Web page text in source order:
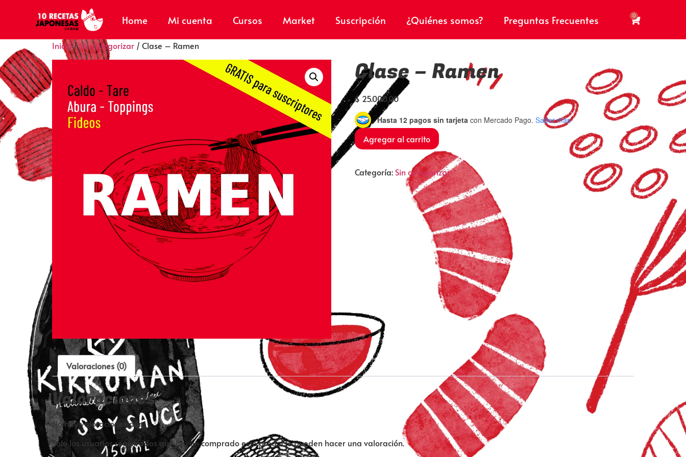
Home Mi cuenta Cursos Market Suscripción ¿Quiénes somos? Preguntas Frecuentes 0
Inicio/Sin categorizar / Clase – Ramen
Clase – Ramen
$25.000,00
Hasta 12 pagos sin tarjeta con Mercado Pago. Saber más
Agregar al carrito
Categoría: Sin categorizar
Valoraciones (0)
Valoraciones
No hay valoraciones aún.
Solo los usuarios registrados que hayan comprado este producto pueden hacer una valoración.